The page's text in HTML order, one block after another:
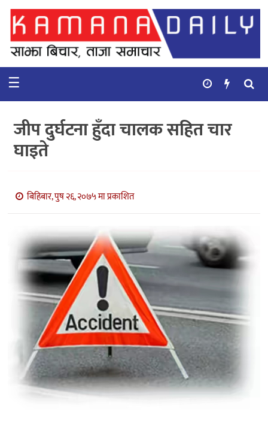
गृहपृष्ठ
समाचार
कुटनिती
कुराकानी
बाणिज्य
सिफारिस
☰
जीप दुर्घटना हुँदा चालक सहित चार
घाइते
बिहिबार, पुष २६, २०७५ मा प्रकाशित